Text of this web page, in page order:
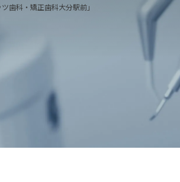
歯科・矯正歯科大分駅前」
医院理
当院の
虫
精密